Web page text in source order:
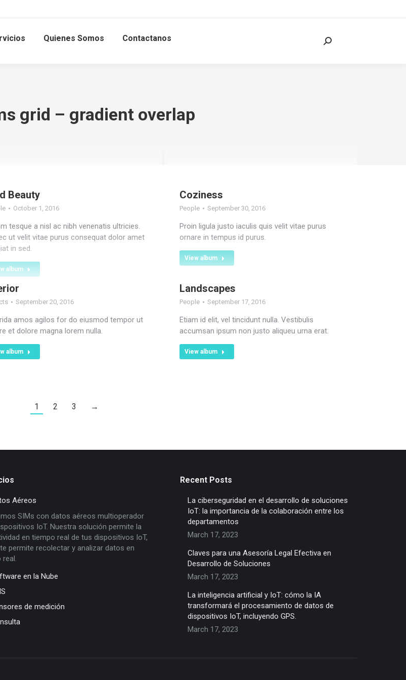
Quienes Somos Contactanos Search:
grid – gradient overlap
Beauty
October 1, 2016
tesque a nisl ac nibh venenatis ultricies.
ut velit vitae purus consequat dolor amet
in sed.
album
Coziness
People September 30, 2016
Proin ligula justo iaculis quis velit vitae purus
ornare in tempus id purus.
View album
September 20, 2016
amos agilos for do eiusmod tempor ut
et dolore magna lorem nulla.
album
Landscapes
People September 17, 2016
Etiam id elit, vel tincidunt nulla. Vestibulis
accumsan ipsum non justo aliqueu urna erat.
View album
1 2 3 →
Aéreos
SIMs con datos aéreos multioperador
IoT. Nuestra solución permite la
en tiempo real de tus dispositivos IoT,
permite recolectar y analizar datos en
en la Nube
de medición
Recent Posts
La ciberseguridad en el desarrollo de soluciones
IoT: la importancia de la colaboración entre los
departamentos
March 17, 2023
Claves para una Asesoría Legal Efectiva en
Desarrollo de Soluciones
March 17, 2023
La inteligencia artificial y IoT: cómo la IA
transformará el procesamiento de datos de
dispositivos IoT, incluyendo GPS.
March 17, 2023